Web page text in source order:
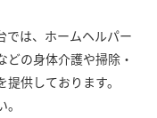
では、ホームヘルパー
の身体介護や掃除・
供しております。